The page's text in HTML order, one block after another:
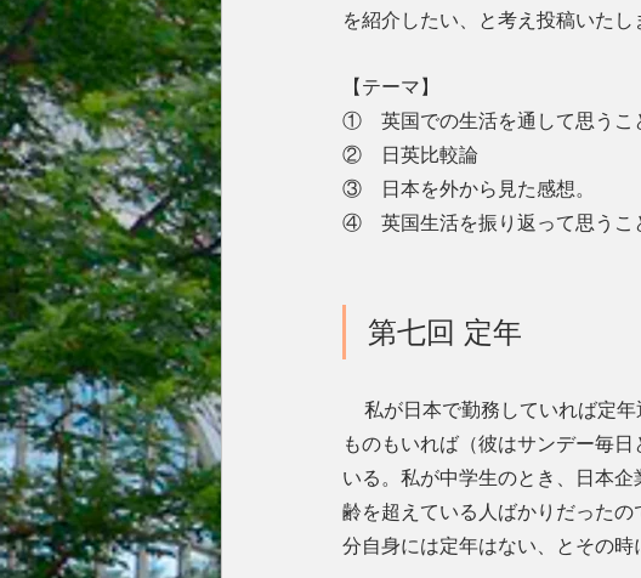
を紹介したい、と考え投稿いたし
【テーマ】
①    英国での生活を通して思うこ
②    日英比較論
③    日本を外から見た感想。
④    英国生活を振り返って思うこ
第七回 定年
私が日本で勤務していれば定
ものもいれば（彼はサンデー毎
いる。私が中学生のとき、日本
齢を超えている人ばかりだった
分自身には定年はない、とその時